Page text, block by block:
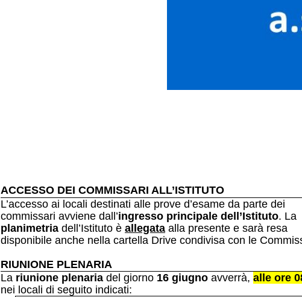
ACCESSO DEI COMMISSARI ALL’ISTITUTO
L’accesso ai locali destinati alle prove d’esame da parte dei
commissari avviene dall’ingresso principale dell’Istituto. La
planimetria dell’Istituto è allegata alla presente e sarà resa
disponibile anche nella cartella Drive condivisa con le
RIUNIONE PLENARIA
La riunione plenaria del giorno 16 giugno avverrà, alle ore
nei locali di seguito indicati: